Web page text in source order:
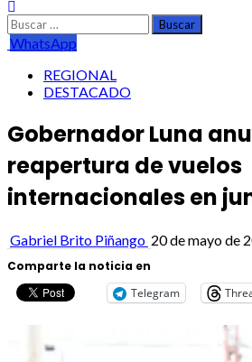
Buscar:
WhatsApp
REGIONAL
DESTACADO
Gobernador Luna
reapertura de vuelos
internacionales en
Gabriel Brito Piñango 20 de mayo de
Comparte la noticia en
Telegram